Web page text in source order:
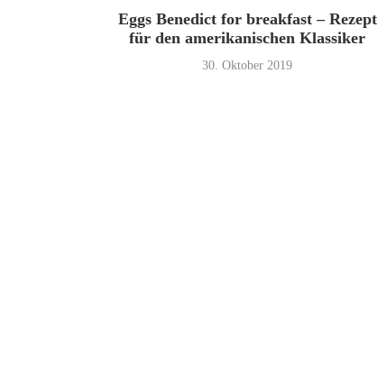
Eggs Benedict for breakfast – Rezept
für den amerikanischen Klassiker
30. Oktober 2019